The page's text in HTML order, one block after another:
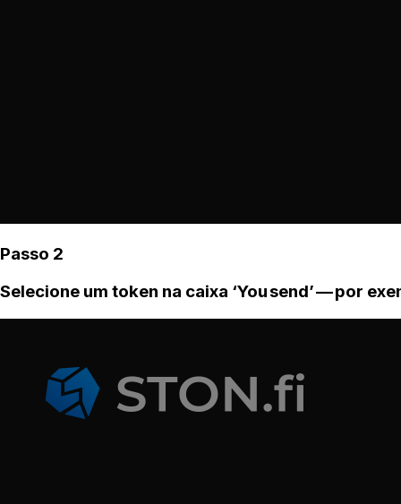
Passo 2
Selecione um token na caixa ‘You send’ — por